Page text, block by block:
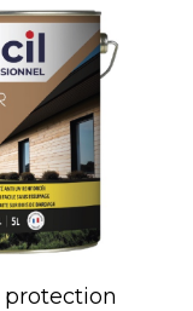
protection